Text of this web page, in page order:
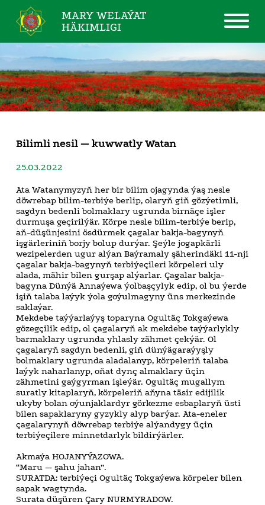
MARY WELAÝAT
HÄKIMLIGI
Bilimli nesil — kuwwatly Watan
25.03.2022
Ata Watanymyzyň her bir bilim ojagynda ýaş nesle
döwrebap bilim-terbiýe berlip, olaryň giň gözýetimli,
sagdyn bedenli bolmaklary ugrunda birnäçe işler
durmuşa geçirilýär. Körpe nesle bilim-terbiýe berip,
aň-düşünjesini ösdürmek çagalar bakja-bagynyň
işgärleriniň borjy bolup durýar. Şeýle jogapkärli
wezipelerden ugur alýan Baýramaly şäherindäki 11-nji
çagalar bakja-bagynyň terbiýeçileri körpeleri uly
alada, mähir bilen gurşap alýarlar. Çagalar bakja-
bagyna Dünýä Annaýewa ýolbaşçylyk edip, ol bu ýerde
işiň talaba laýyk ýola goýulmagyny üns merkezinde
saklaýar.
Mekdebe taýýarlaýyş toparyna Ogultäç Tokgaýewa
gözegçilik edip, ol çagalaryň ak mekdebe taýýarlykly
barmaklary ugrunda yhlasly zähmet çekýär. Ol
çagalaryň sagdyn bedenli, giň dünýägaraýyşly
bolmaklary ugrunda aladalanyp, körpeleriň talaba
laýyk naharlanyp, oňat dynç almaklary üçin
zähmetini gaýgyrman işleýär. Ogultäç mugallym
suratly kitaplaryň, körpeleriň aňyna täsir edijilik
ukyby bolan oýunjaklardyr görkezme esbaplaryň üsti
bilen sapaklaryny gyzykly alyp barýar. Ata-eneler
çagalarynyň döwrebap terbiýe alýandygy üçin
terbiýeçilere minnetdarlyk bildirýärler.
Akmaýa HOJANYÝAZOWA.
“Maru — şahu jahan”.
SURATDA: terbiýeçi Ogultäç Tokgaýewa körpeler bilen
sapak wagtynda.
Surata düşüren Çary NURMYRADOW.